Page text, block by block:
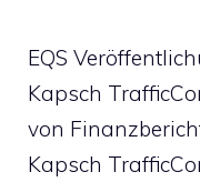
EQS
Kapsch
von
Kapsch